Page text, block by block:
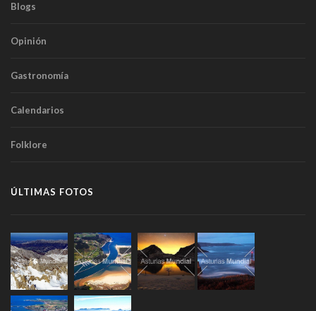
Blogs
Opinión
Gastronomía
Calendarios
Folklore
ÚLTIMAS FOTOS